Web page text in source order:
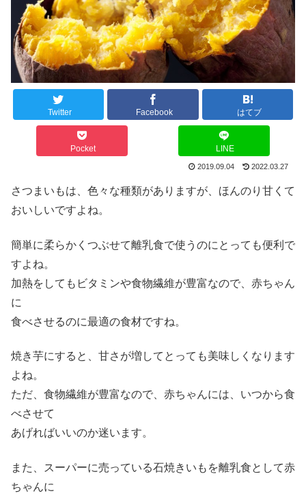
Twitter Facebook はてブ
Pocket LINE
2019.09.04 2022.03.27
さつまいもは、色々な種類がありますが、ほんのり甘くて
おいしいですよね。
簡単に柔らかくつぶせて離乳食で使うのにとっても便利で
すよね。
加熱をしてもビタミンや食物繊維が豊富なので、赤ちゃん
に
食べさせるのに最適の食材ですね。
焼き芋にすると、甘さが増してとっても美味しくなります
よね。
ただ、食物繊維が豊富なので、赤ちゃんには、いつから食
べさせて
あげればいいのか迷います。
また、スーパーに売っている石焼きいもを離乳食として赤
ちゃんに